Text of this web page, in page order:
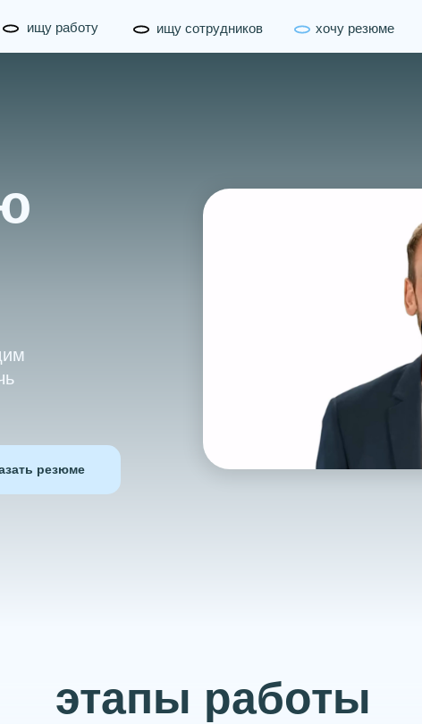
хочу резюме
ищу работу ищу сотрудников
резюме
этапы работы